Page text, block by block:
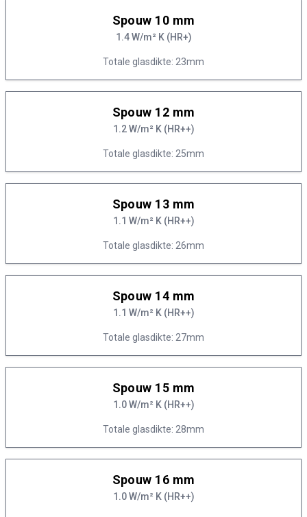
Spouw 10 mm
1.4 W/m² K (HR+)
Totale glasdikte: 23mm
Spouw 12 mm
1.2 W/m² K (HR++)
Totale glasdikte: 25mm
Spouw 13 mm
1.1 W/m² K (HR++)
Totale glasdikte: 26mm
Spouw 14 mm
1.1 W/m² K (HR++)
Totale glasdikte: 27mm
Spouw 15 mm
1.0 W/m² K (HR++)
Totale glasdikte: 28mm
Spouw 16 mm
1.0 W/m² K (HR++)